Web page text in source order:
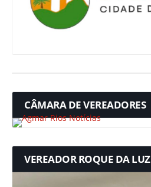
CÂMARA DE VEREADORES
VEREADOR ROQUE DA LUZ